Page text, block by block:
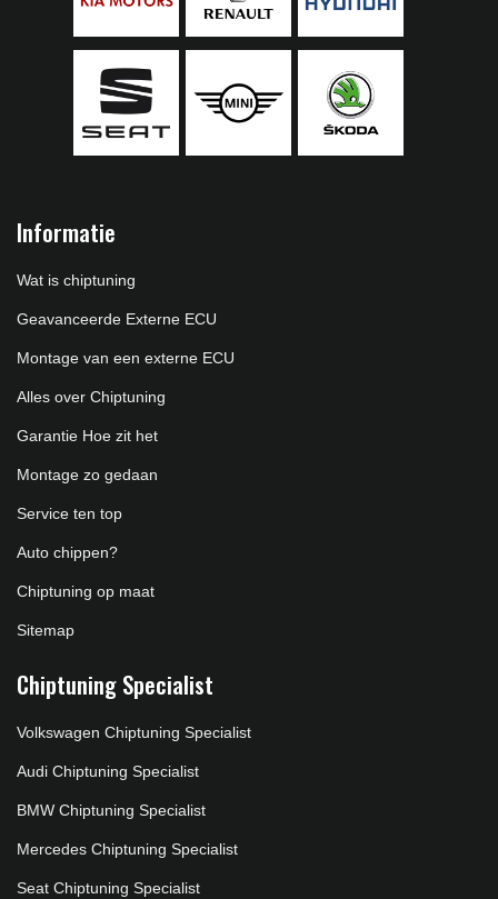
Informatie
Wat is chiptuning
Geavanceerde Externe ECU
Montage van een externe ECU
Alles over Chiptuning
Garantie Hoe zit het
Montage zo gedaan
Service ten top
Auto chippen?
Chiptuning op maat
Sitemap
Chiptuning Specialist
Volkswagen Chiptuning Specialist
Audi Chiptuning Specialist
BMW Chiptuning Specialist
Mercedes Chiptuning Specialist
Seat Chiptuning Specialist